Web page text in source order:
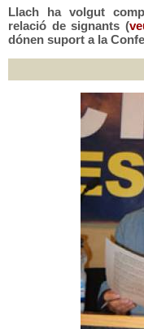
Llach ha volgut
relació de signants (
dónen suport a la